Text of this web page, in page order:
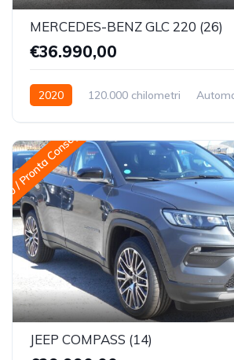
MERCEDES-BENZ GLC 220 (26)
€36.990,00
2020 120.000 chilometri
Pronta Consegna
JEEP COMPASS (14)